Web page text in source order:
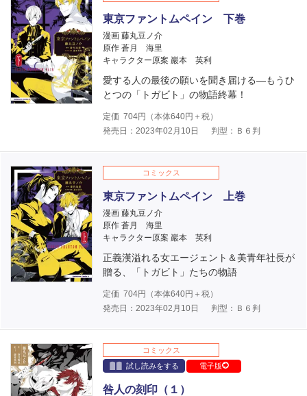
東京ファントムペイン 下巻
漫画 藤丸豆ノ介
原作 蒼月 海里
キャラクター原案 巖本 英利
愛する人の最後の願いを聞き届ける―もうひ
とつの「トガビト」の物語終幕！
定価 704円（本体640円＋税）
発売日：2023年02月10日
判型：Ｂ６判
コミックス
東京ファントムペイン 上巻
漫画 藤丸豆ノ介
原作 蒼月 海里
キャラクター原案 巖本 英利
正義漢溢れる女エージェント＆美青年社長が
贈る、「トガビト」たちの物語
定価 704円（本体640円＋税）
発売日：2023年02月10日
判型：Ｂ６判
コミックス
試し読みをする
電子版
咎人の刻印（１）